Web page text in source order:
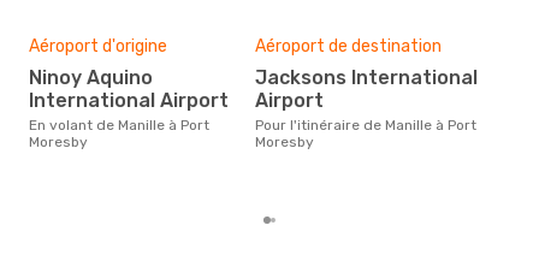
Aéroport d'origine
Ninoy Aquino
International Airport
En volant de Manille à Port
Moresby
Aéroport de destination
Jacksons International
Airport
Pour l'itinéraire de Manille à Port
Moresby